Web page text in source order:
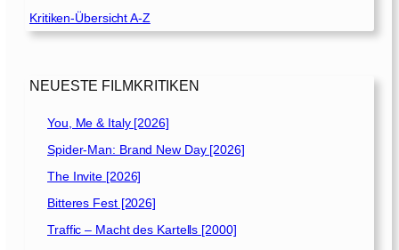
2
0
4
Kritiken-Übersicht A-Z
NEUESTE FILMKRITIKEN
You, Me & Italy [2026]
Spider-Man: Brand New Day [2026]
The Invite [2026]
Bitteres Fest [2026]
Traffic – Macht des Kartells [2000]